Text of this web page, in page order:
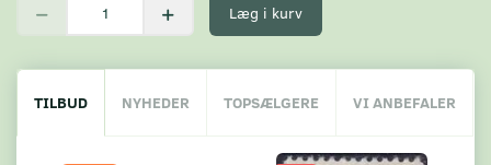
Læg i kurv
TILBUD NYHEDER TOPSÆLGERE VI ANBEFALER